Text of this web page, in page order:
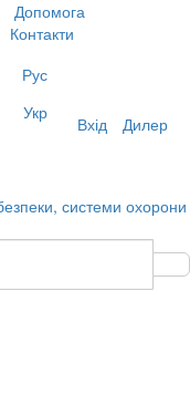
Допомога
Контакти
Рус
Укр
Вхід Дилер